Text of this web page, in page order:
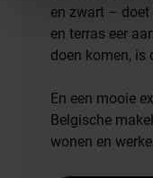
en zwart –
en terras eer
doen komen, is
En een mooie
Belgische
wonen en